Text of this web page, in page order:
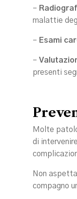
–
malattie
– Esami
–
presenti
Molte
di
Non
compagno